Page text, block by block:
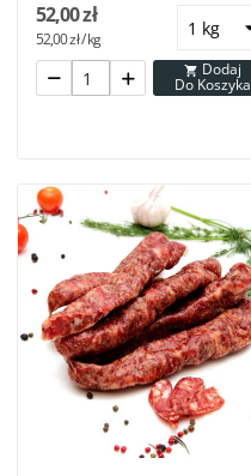

Do Koszyka
52,00 zł
52,00 zł / kg